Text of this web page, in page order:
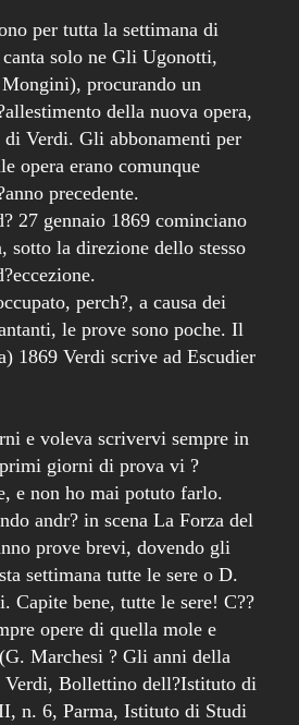
per tutta la settimana di
solo ne Gli Ugonotti,
procurando un
della nuova opera,
Verdi. Gli abbonamenti per
opera erano comunque
precedente.
27 gennaio 1869 cominciano
sotto la direzione dello stesso
perch?, a causa dei
le prove sono poche. Il
1869 Verdi scrive ad Escudier
e voleva scrivervi sempre in
giorni di prova vi ?
e non ho mai potuto farlo.
andr? in scena La Forza del
prove brevi, dovendo gli
settimana tutte le sere o D.
Capite bene, tutte le sere! C??
opere di quella mole e
Marchesi ? Gli anni della
Verdi, Bollettino dell?Istituto di
n. 6, Parma, Istituto di Studi